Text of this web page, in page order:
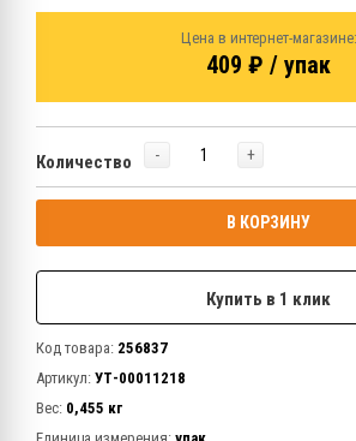
Цена в интернет-магазине:
409 ₽ / упак
Количество - +
В КОРЗИНУ
Купить в 1 клик
Код товара: 256837
Артикул: УТ-00011218
Вес: 0,455 кг